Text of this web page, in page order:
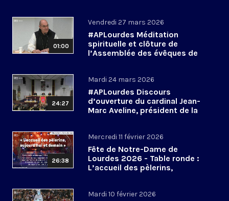
01:00
Vendredi 27 mars 2026
#APLourdes Méditation
spirituelle et clôture de
l’Assemblée des évêques de
24:27
Mardi 24 mars 2026
#APLourdes Discours
d’ouverture du cardinal Jean-
Marc Aveline, président de la
26:38
Mercredi 11 février 2026
Fête de Notre-Dame de
Lourdes 2026 - Table ronde :
L’accueil des pèlerins,
Mardi 10 février 2026